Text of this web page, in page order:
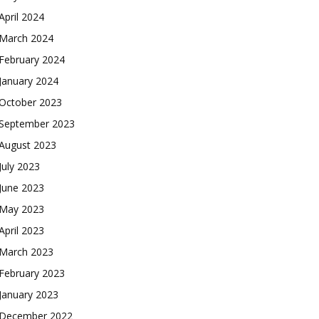
2024
March 2024
February 2024
January 2024
2023
2023
2023
July 2023
June 2023
May 2023
2023
March 2023
February 2023
January 2023
December 2022